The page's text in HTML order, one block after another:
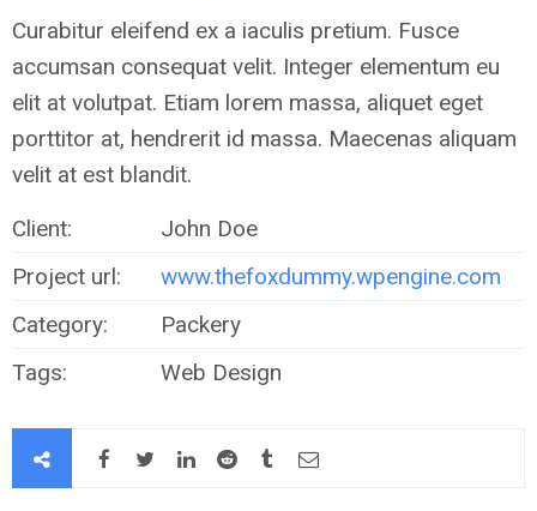
Curabitur eleifend ex a iaculis pretium. Fusce
accumsan consequat velit. Integer elementum eu
elit at volutpat. Etiam lorem massa, aliquet eget
porttitor at, hendrerit id massa. Maecenas aliquam
velit at est blandit.
Client:
John Doe
Project url:
www.thefoxdummy.wpengine.com
Category:
Packery
Tags:
Web Design